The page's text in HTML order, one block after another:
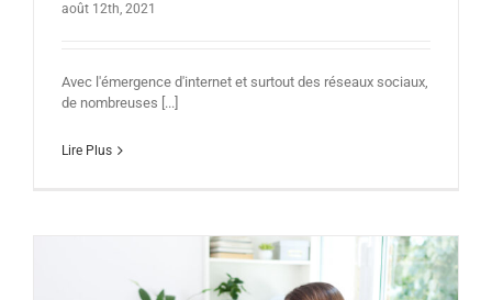
août 12th, 2021
Avec l'émergence d'internet et surtout des réseaux sociaux,
de nombreuses [...]
Lire Plus